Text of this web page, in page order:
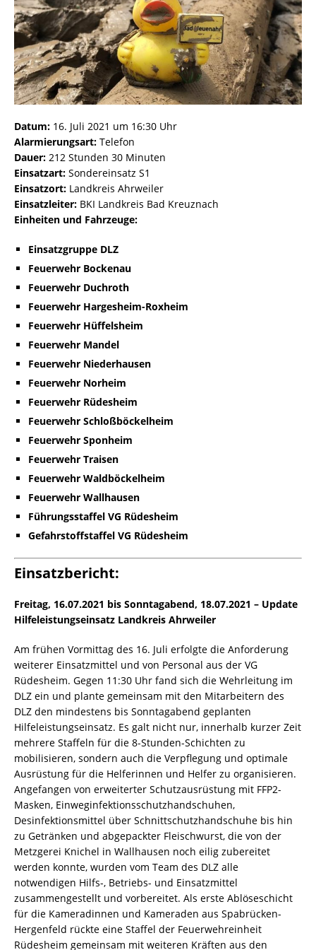
Datum: 16. Juli 2021 um 16:30 Uhr
Alarmierungsart: Telefon
Dauer: 212 Stunden 30 Minuten
Einsatzart: Sondereinsatz S1
Einsatzort: Landkreis Ahrweiler
Einsatzleiter: BKI Landkreis Bad Kreuznach
Einheiten und Fahrzeuge:
Einsatzgruppe DLZ
Feuerwehr Bockenau
Feuerwehr Duchroth
Feuerwehr Hargesheim-Roxheim
Feuerwehr Hüffelsheim
Feuerwehr Mandel
Feuerwehr Niederhausen
Feuerwehr Norheim
Feuerwehr Rüdesheim
Feuerwehr Schloßböckelheim
Feuerwehr Sponheim
Feuerwehr Traisen
Feuerwehr Waldböckelheim
Feuerwehr Wallhausen
Führungsstaffel VG Rüdesheim
Gefahrstoffstaffel VG Rüdesheim
Einsatzbericht:
Freitag, 16.07.2021 bis Sonntagabend, 18.07.2021 – Update
Hilfeleistungseinsatz Landkreis Ahrweiler
Am frühen Vormittag des 16. Juli erfolgte die Anforderung
weiterer Einsatzmittel und von Personal aus der VG
Rüdesheim. Gegen 11:30 Uhr fand sich die Wehrleitung im
DLZ ein und plante gemeinsam mit den Mitarbeitern des
DLZ den mindestens bis Sonntagabend geplanten
Hilfeleistungseinsatz. Es galt nicht nur, innerhalb kurzer Zeit
mehrere Staffeln für die 8-Stunden-Schichten zu
mobilisieren, sondern auch die Verpflegung und optimale
Ausrüstung für die Helferinnen und Helfer zu organisieren.
Angefangen von erweiterter Schutzausrüstung mit FFP2-
Masken, Einweginfektionsschutzhandschuhen,
Desinfektionsmittel über Schnittschutzhandschuhe bis hin
zu Getränken und abgepackter Fleischwurst, die von der
Metzgerei Knichel in Wallhausen noch eilig zubereitet
werden konnte, wurden vom Team des DLZ alle
notwendigen Hilfs-, Betriebs- und Einsatzmittel
zusammengestellt und vorbereitet. Als erste Ablöseschicht
für die Kameradinnen und Kameraden aus Spabrücken-
Hergenfeld rückte eine Staffel der Feuerwehreinheit
Rüdesheim gemeinsam mit weiteren Kräften aus den